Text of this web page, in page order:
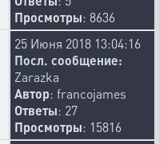
Просмотры: 8636
25 Июня 2018 13:04:16
Посл. сообщение:
Zarazka
Автор: francojames
Ответы: 27
Просмотры: 15816